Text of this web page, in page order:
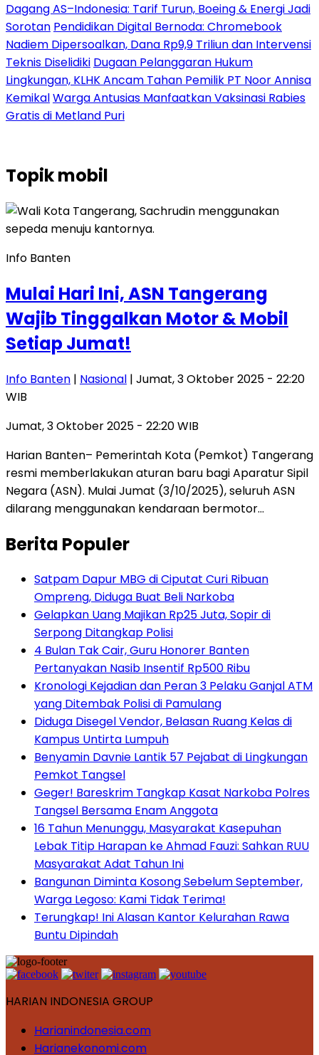
Dagang AS–Indonesia: Tarif Turun, Boeing & Energi Jadi
Sorotan Pendidikan Digital Bernoda: Chromebook
Nadiem Dipersoalkan, Dana Rp9,9 Triliun dan Intervensi
Teknis Diselidiki Dugaan Pelanggaran Hukum
Lingkungan, KLHK Ancam Tahan Pemilik PT Noor Annisa
KemikalWarga Antusias Manfaatkan Vaksinasi Rabies
Gratis di Metland Puri
Topikmobil
Info Banten
Mulai Hari Ini, ASN Tangerang
Wajib Tinggalkan Motor & Mobil
Setiap Jumat!
Info Banten | Nasional | Jumat, 3 Oktober 2025 - 22:20
WIB
Jumat, 3 Oktober 2025 - 22:20 WIB
Harian Banten– Pemerintah Kota (Pemkot) Tangerang
resmi memberlakukan aturan baru bagi Aparatur Sipil
Negara (ASN). Mulai Jumat (3/10/2025), seluruh ASN
dilarang menggunakan kendaraan bermotor…
Berita Populer
Satpam Dapur MBG di Ciputat Curi Ribuan
Ompreng, Diduga Buat Beli Narkoba
Gelapkan Uang Majikan Rp25 Juta, Sopir di
Serpong Ditangkap Polisi
4 Bulan Tak Cair, Guru Honorer Banten
Pertanyakan Nasib Insentif Rp500 Ribu
Kronologi Kejadian dan Peran 3 Pelaku Ganjal ATM
yang Ditembak Polisi di Pamulang
Diduga Disegel Vendor, Belasan Ruang Kelas di
Kampus Untirta Lumpuh
Benyamin Davnie Lantik 57 Pejabat di Lingkungan
Pemkot Tangsel
Geger! Bareskrim Tangkap Kasat Narkoba Polres
Tangsel Bersama Enam Anggota
16 Tahun Menunggu, Masyarakat Kasepuhan
Lebak Titip Harapan ke Ahmad Fauzi: Sahkan RUU
Masyarakat Adat Tahun Ini
Bangunan Diminta Kosong Sebelum September,
Warga Legoso: Kami Tidak Terima!
Terungkap! Ini Alasan Kantor Kelurahan Rawa
Buntu Dipindah
HARIAN INDONESIA GROUP
Harianindonesia.com
Harianekonomi.com